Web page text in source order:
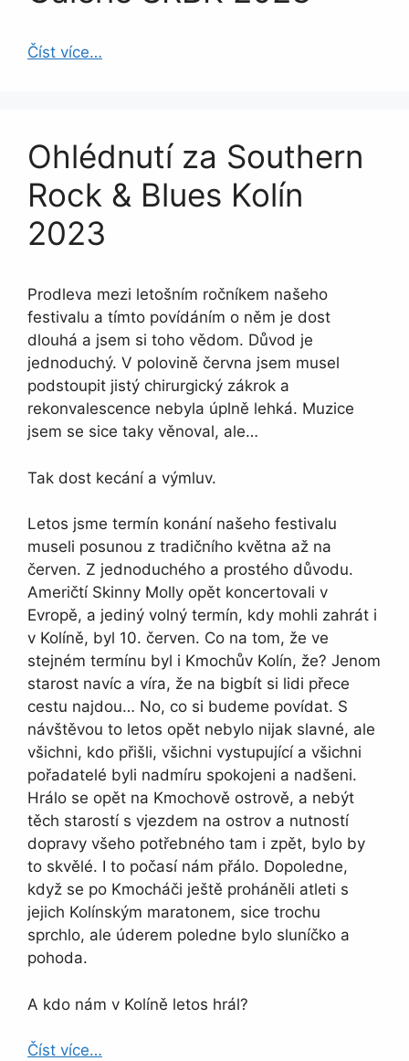
Číst více…
Ohlédnutí za Southern
Rock & Blues Kolín
2023
Prodleva mezi letošním ročníkem našeho
festivalu a tímto povídáním o něm je dost
dlouhá a jsem si toho vědom. Důvod je
jednoduchý. V polovině června jsem musel
podstoupit jistý chirurgický zákrok a
rekonvalescence nebyla úplně lehká. Muzice
jsem se sice taky věnoval, ale…
Tak dost kecání a výmluv.
Letos jsme termín konání našeho festivalu
museli posunou z tradičního května až na
červen. Z jednoduchého a prostého důvodu.
Američtí Skinny Molly opět koncertovali v
Evropě, a jediný volný termín, kdy mohli zahrát i
v Kolíně, byl 10. červen. Co na tom, že ve
stejném termínu byl i Kmochův Kolín, že? Jenom
starost navíc a víra, že na bigbít si lidi přece
cestu najdou… No, co si budeme povídat. S
návštěvou to letos opět nebylo nijak slavné, ale
všichni, kdo přišli, všichni vystupující a všichni
pořadatelé byli nadmíru spokojeni a nadšeni.
Hrálo se opět na Kmochově ostrově, a nebýt
těch starostí s vjezdem na ostrov a nutností
dopravy všeho potřebného tam i zpět, bylo by
to skvělé. I to počasí nám přálo. Dopoledne,
když se po Kmocháči ještě proháněli atleti s
jejich Kolínským maratonem, sice trochu
sprchlo, ale úderem poledne bylo sluníčko a
pohoda.
A kdo nám v Kolíně letos hrál?
Číst více…